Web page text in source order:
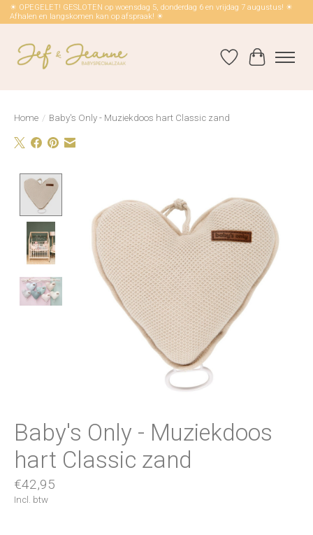
☀ OPEGELET! GESLOTEN op woensdag 5, donderdag 6 en vrijdag 7 augustus! ☀
Afhalen en langskomen kan op afspraak! ☀
Verlanglijst
Home / Baby's Only - Muziekdoos hart Classic zand
Baby's Only - Muziekdoos
hart Classic zand
€42,95
Incl. btw